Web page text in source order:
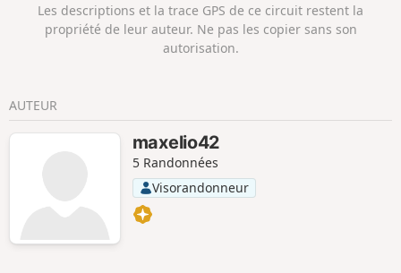
Les descriptions et la trace GPS de ce circuit restent la
propriété de leur auteur. Ne pas les copier sans son
autorisation.
AUTEUR
maxelio42
5 Randonnées
Visorandonneur